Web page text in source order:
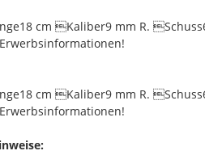
cm Kaliber9 mm R.
cm Kaliber9 mm R.